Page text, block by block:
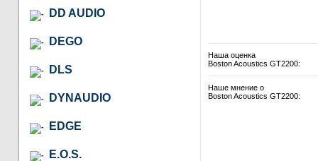
DD AUDIO
DEGO
DLS
DYNAUDIO
EDGE
E.O.S.
Наша оценка
Boston Acoustics GT2200:
Наше мнение о
Boston Acoustics GT2200: